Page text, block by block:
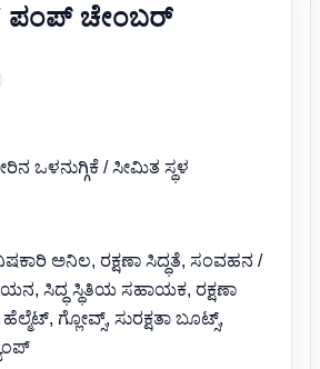
ಪಂಪ್ ಚೇಂಬರ್
ಒಳನುಗ್ಗಿಕೆ / ಸೀಮಿತ ಸ್ಥಳ
ಅನಿಲ, ರಕ್ಷಣಾ ಸಿದ್ಧತೆ, ಸಂವಹನ /
ಸಿದ್ಧ ಸ್ಥಿತಿಯ ಸಹಾಯಕ, ರಕ್ಷಣಾ
ಗ್ಲೋವ್ಸ್, ಸುರಕ್ಷತಾ ಬೂಟ್ಸ್,